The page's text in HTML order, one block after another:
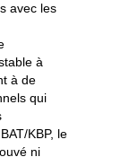
avec les
à
à de
qui
KBP, le
ni